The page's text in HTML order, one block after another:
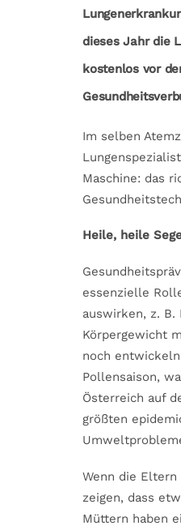
dieses Jahr die
kostenlos vor
Im selben
Maschine: das
Heile, heile
essenzielle
auswirken, z. B.
Körpergewicht
noch
Pollensaison,
Österreich auf
größten
Wenn die
zeigen, dass
Müttern haben